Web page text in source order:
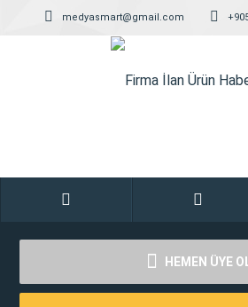
medyasmart@gmail.com
HEMEN ÜYE